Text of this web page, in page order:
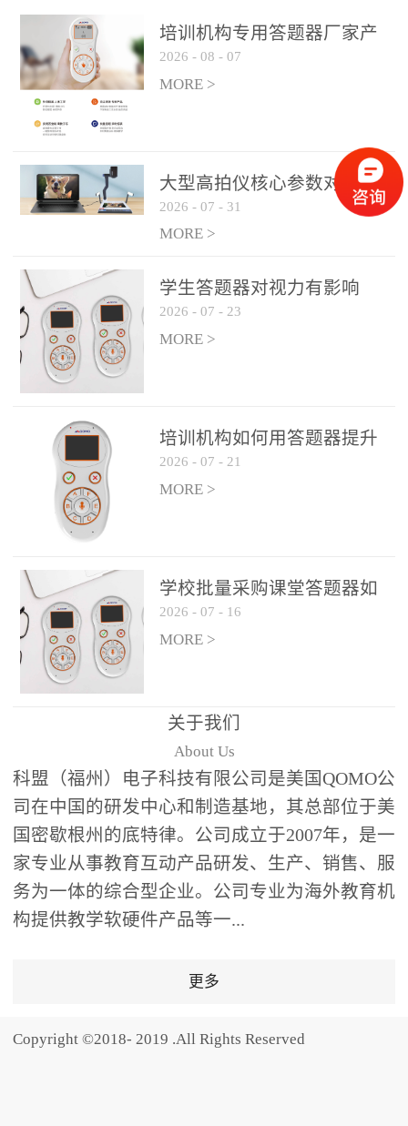
课堂互动解决方案，重新
定义了师生互动的新模
式。极简操作，轻松融入
教学流程QVote 深谙教师
教学节奏的重要性，采用
念，教师无需复杂培训即
可快速上手。软件支持与
PPT、白板等常用教学工具
几步：打开软件、选择互
动模式、发起互动任务，
整个过程不超过 30 秒，完
美融入正常教学流程，避
免打断课堂连贯性。无论
点讲解互动，还是课后即
时反馈，QVote 都能灵活
适配不同教学环节需求，
让教师专注于教学内容本
身，而非技术操作。多元
热情QVote 提供了丰富的
互动功能矩阵，满足不同
学科、不同教学目标的互
动需求：即时答题：支持
单选题、多选题、判断题
等基础题型，学生通过答
题器快速响应，系统实时
统计答题数据并生成可视
化图表，让教师瞬间掌握
学生知识掌握情况。主观
反馈：包含简答题、观点
阐述等开放式互动，鼓励
学生自由表达思考过程，
培养批判性思维与表达能
功能增加课堂趣味性，同
培训机构专用答题器厂家产
品方案
2026 - 08 - 07
MORE >
大型高拍仪核心参数对比与
选购建议
2026 - 07 - 31
MORE >
学生答题器对视力有影响
吗？
2026 - 07 - 23
MORE >
培训机构如何用答题器提升
学生专注度
2026 - 07 - 21
MORE >
学校批量采购课堂答题器如
何选厂家
2026 - 07 - 16
MORE >
关于我们
About Us
科盟（福州）电子科技有限公司是美国QOMO公
司在中国的研发中心和制造基地，其总部位于美
国密歇根州的底特律。公司成立于2007年，是一
家专业从事教育互动产品研发、生产、销售、服
务为一体的综合型企业。公司专业为海外教育机
构提供教学软硬件产品等一...
更多
Copyright ©2018- 2019 .All Rights Reserved